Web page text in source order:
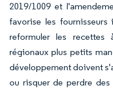
2019/1009 et
favorise les fournisseurs
reformuler les recettes
régionaux plus petits
développement doivent
ou risquer de perdre des